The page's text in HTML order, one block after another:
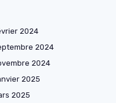
2024
2024
2024
2025
2025